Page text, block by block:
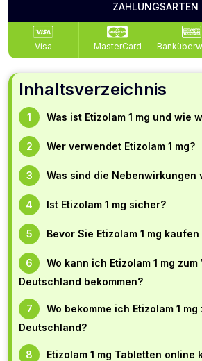
ZAHLUNGSARTEN
Visa MasterCard
Inhaltsverzeichnis
Was ist Etizolam 1 mg und wie
Wer verwendet Etizolam 1 mg?
Was sind die Nebenwirkungen
Ist Etizolam 1 mg sicher?
Bevor Sie Etizolam 1 mg kaufen
Wo kann ich Etizolam 1 mg
Deutschland bekommen?
Wo bekomme ich Etizolam 1
Deutschland?
Etizolam 1 mg Tabletten online